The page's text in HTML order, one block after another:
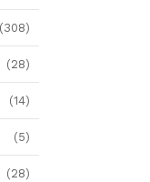
(308)
(28)
(14)
(5)
(28)